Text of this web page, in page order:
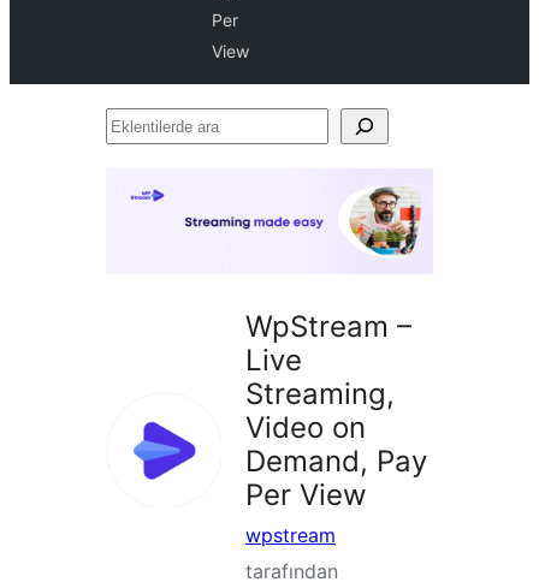
Per
View
Eklentilerde
WpStream –
Live
Streaming,
Video on
Demand, Pay
Per View
wpstream
tarafından